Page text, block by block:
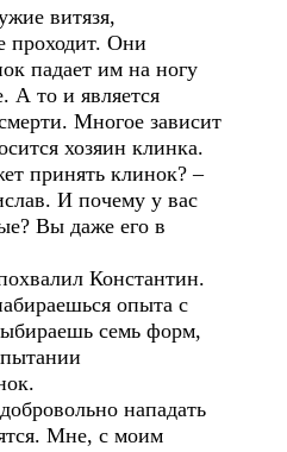
витязя,
проходит. Они
падает им на ногу
А то и является
Многое зависит
хозяин клинка.
принять клинок? –
И почему у вас
Вы даже его в
Константин.
опыта с
семь форм,
нападать
Мне, с моим